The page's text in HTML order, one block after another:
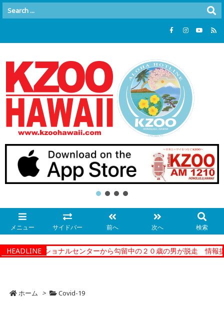
メニュー サイドバー 前へ 次へ 検索
HEADLINE
ーコレクショナルセンターから勾留中の２０歳の男が脱走 情報提供
ホーム > Covid-19